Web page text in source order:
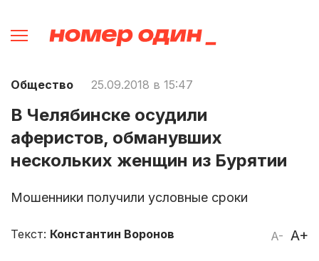
Общество 25.09.2018 в 15:47
В Челябинске осудили
аферистов, обманувших
нескольких женщин из Бурятии
Мошенники получили условные сроки
A- A+
Текст: Константин Воронов